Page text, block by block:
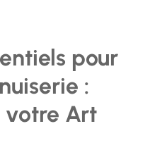
pour
:
votre Art